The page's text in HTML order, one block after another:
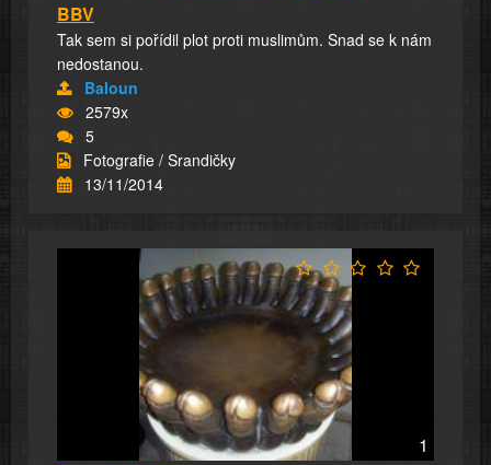
BBV
Tak sem si pořídil plot proti muslimům. Snad se k nám
nedostanou.
Baloun
2579x
5
Fotografie / Srandičky
13/11/2014
1